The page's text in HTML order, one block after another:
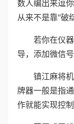
数人编出来逗
从来不是靠"破
若你在仪
导，添加微信
镇江麻将
牌器一般是指
作就能实现控